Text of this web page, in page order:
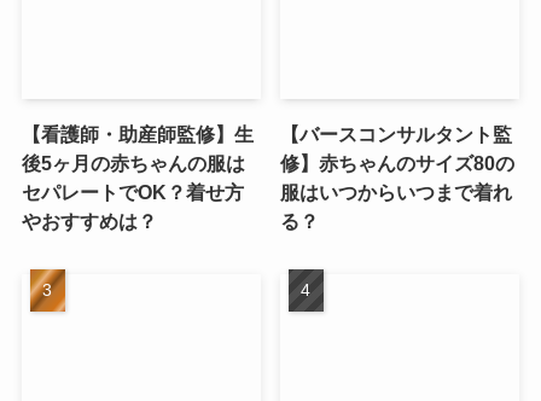
【看護師・助産師監修】生
後5ヶ月の赤ちゃんの服は
セパレートでOK？着せ方
やおすすめは？
【バースコンサルタント監
修】赤ちゃんのサイズ80の
服はいつからいつまで着れ
る？